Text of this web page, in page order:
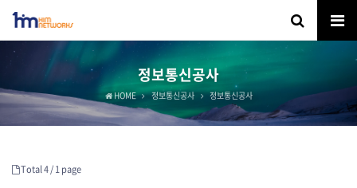
정보통신공사
HOME 정보통신공사 정보통신공사
Total 4 /1 page